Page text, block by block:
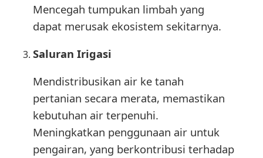
Mencegah tumpukan limbah yang
dapat merusak ekosistem sekitarnya.
Saluran Irigasi
Mendistribusikan air ke tanah
pertanian secara merata, memastikan
kebutuhan air terpenuhi.
Meningkatkan penggunaan air untuk
pengairan, yang berkontribusi terhadap